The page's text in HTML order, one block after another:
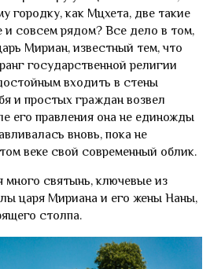
городку, как Мцхета, две такие
и совсем рядом? Все дело в том,
Мириан, известный тем, что
государственной религии
входить в стены
и простых граждан возвел
его правления она не единожды
вновь, пока не
веке свой современный облик.
много святынь, ключевые из
царя Мириана и его жены Наны,
столпа.